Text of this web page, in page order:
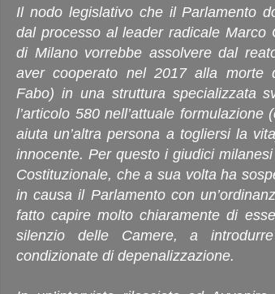
Il nodo legislativo che il Parlamento
dal processo al leader radicale Marco
di Milano vorrebbe assolvere dal
aver cooperato nel 2017 alla morte
Fabo) in una struttura specializzata
l’articolo 580 nell’attuale
aiuta un’altra persona a togliersi la
innocente. Per questo i giudici
Costituzionale, che a sua volta ha
in causa il Parlamento con
fatto capire molto chiaramente di
silenzio delle Camere, a
condizionate di depenalizzazione.